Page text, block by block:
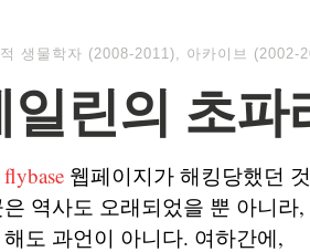
생물학자 (2008-2011), 아카이브 (2002-
일린의 초파
flybase 웹페이지가 해킹당했던
역사도 오래되었을 뿐 아니
도 과언이 아니다. 여하간에,